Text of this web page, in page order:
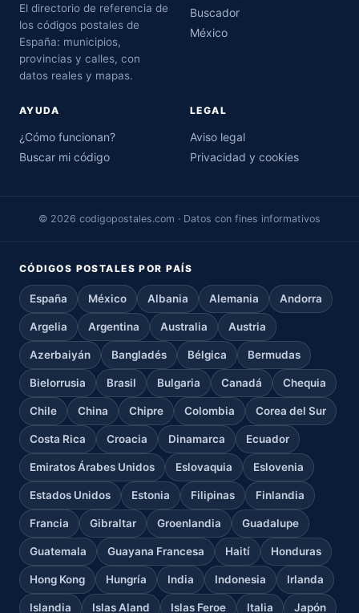
El directorio de referencia de
los códigos postales de
España: municipios,
provincias y calles, con
datos reales y mapas.
Buscador
México
AYUDA
¿Cómo funcionan?
Buscar mi código
LEGAL
Aviso legal
Privacidad y cookies
© 2026 codigopostales.com · Datos con fines informativos
CÓDIGOS POSTALES POR PAÍS
España México Albania Alemania Andorra
Argelia Argentina Australia Austria
Azerbaiyán Bangladés Bélgica Bermudas
Bielorrusia Brasil Bulgaria Canadá Chequia
Chile China Chipre Colombia Corea del Sur
Costa Rica Croacia Dinamarca Ecuador
Emiratos Árabes Unidos Eslovaquia Eslovenia
Estados Unidos Estonia Filipinas Finlandia
Francia Gibraltar Groenlandia Guadalupe
Guatemala Guayana Francesa Haití Honduras
Hong Kong Hungría India Indonesia Irlanda
Islandia Islas Aland Islas Feroe Italia Japón